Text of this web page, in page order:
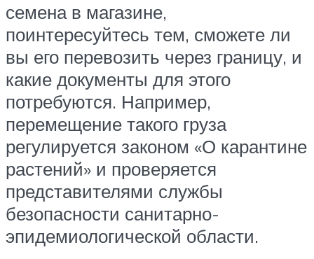
семена в магазине,
поинтересуйтесь тем, сможете ли
вы его перевозить через границу, и
какие документы для этого
потребуются. Например,
перемещение такого груза
регулируется законом «О карантине
растений» и проверяется
представителями службы
безопасности санитарно-
эпидемиологической области.